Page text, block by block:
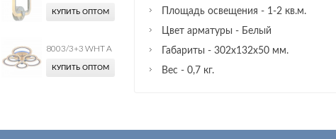
КУПИТЬ ОПТОМ
8003/3+3 WHT A
КУПИТЬ ОПТОМ
Площадь освещения - 1-2 кв.м.
Цвет арматуры - Белый
Габариты - 302х132х50 мм.
Вес - 0,7 кг.